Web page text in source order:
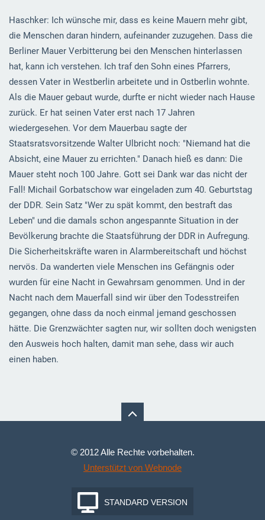
Haschker: Ich wünsche mir, dass es keine Mauern mehr gibt,
die Menschen daran hindern, aufeinander zuzugehen. Dass die
Berliner Mauer Verbitterung bei den Menschen hinterlassen
hat, kann ich verstehen. Ich traf den Sohn eines Pfarrers,
dessen Vater in Westberlin arbeitete und in Ostberlin wohnte.
Als die Mauer gebaut wurde, durfte er nicht wieder nach Hause
zurück. Er hat seinen Vater erst nach 17 Jahren
wiedergesehen. Vor dem Mauerbau sagte der
Staatsratsvorsitzende Walter Ulbricht noch: "Niemand hat die
Absicht, eine Mauer zu errichten." Danach hieß es dann: Die
Mauer steht noch 100 Jahre. Gott sei Dank war das nicht der
Fall! Michail Gorbatschow war eingeladen zum 40. Geburtstag
der DDR. Sein Satz "Wer zu spät kommt, den bestraft das
Leben" und die damals schon angespannte Situation in der
Bevölkerung brachte die Staatsführung der DDR in Aufregung.
Die Sicherheitskräfte waren in Alarmbereitschaft und höchst
nervös. Da wanderten viele Menschen ins Gefängnis oder
wurden für eine Nacht in Gewahrsam genommen. Und in der
Nacht nach dem Mauerfall sind wir über den Todesstreifen
gegangen, ohne dass da noch einmal jemand geschossen
hätte. Die Grenzwächter sagten nur, wir sollten doch wenigsten
den Ausweis hoch halten, damit man sehe, dass wir auch
einen haben.
© 2012 Alle Rechte vorbehalten.
Unterstützt von Webnode
STANDARD VERSION